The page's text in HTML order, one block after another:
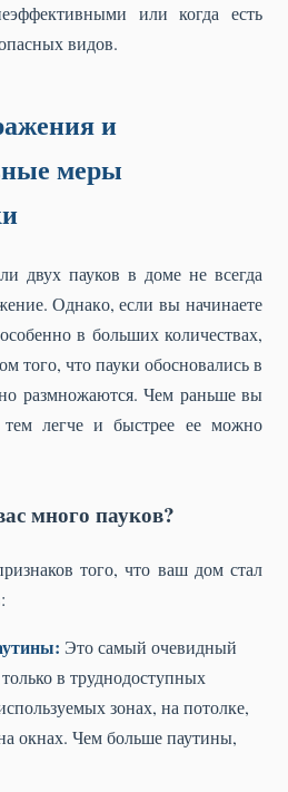
или когда есть
видов.
и
меры
двух пауков в доме не всегда
Однако, если вы начинаете
в больших количествах,
того, что пауки обосновались в
размножаются. Чем раньше вы
тем легче и быстрее ее можно
много пауков?
того, что ваш дом стал
Это самый очевидный
в труднодоступных
зонах, на потолке,
окнах. Чем больше паутины,